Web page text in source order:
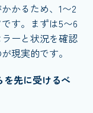
かるため、1〜2
す。まずは5〜6
ーと状況を確認
現実的です。
を先に受けるべ